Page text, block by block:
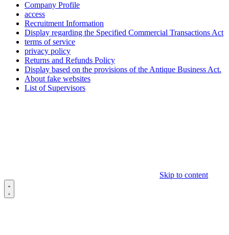
Company Profile
access
Recruitment Information
Display regarding the Specified Commercial Transactions Act
terms of service
privacy policy
Returns and Refunds Policy
Display based on the provisions of the Antique Business Act.
About fake websites
List of Supervisors
Skip to content